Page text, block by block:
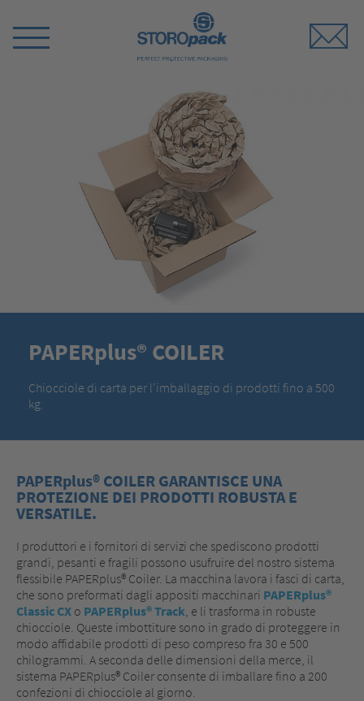
Switch
PAPERplus® COILER
Chiocciole di carta per l'imballaggio di prodotti fino a 500
kg.
PAPERplus® COILER GARANTISCE UNA
PROTEZIONE DEI PRODOTTI ROBUSTA E
VERSATILE.
I produttori e i fornitori di servizi che spediscono prodotti
grandi, pesanti e fragili possono usufruire del nostro sistema
flessibile PAPERplus® Coiler. La macchina lavora i fasci di carta,
che sono preformati dagli appositi macchinari PAPERplus®
Classic CX o PAPERplus® Track , e li trasforma in robuste
chiocciole. Queste imbottiture sono in grado di proteggere in
modo affidabile prodotti di peso compreso fra 30 e 500
chilogrammi. A seconda delle dimensioni della merce, il
sistema PAPERplus® Coiler consente di imballare fino a 200
confezioni di chiocciole al giorno.